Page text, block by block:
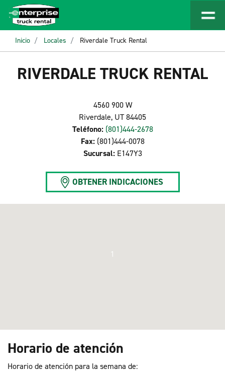
Inicio Locales Riverdale Truck Rental
RIVERDALE TRUCK RENTAL
4560 900 W
Riverdale, UT 84405
Teléfono: (801)444-2678
Fax: (801)444-0078
Sucursal: E147Y3
OBTENER INDICACIONES
1
Horario de atención
Horario de atención para la semana de: